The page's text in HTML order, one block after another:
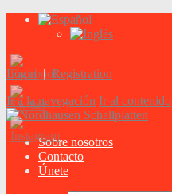
Login|Registration
Ir a la navegación Ir al contenido
Sobre nosotros
Contacto
Únete